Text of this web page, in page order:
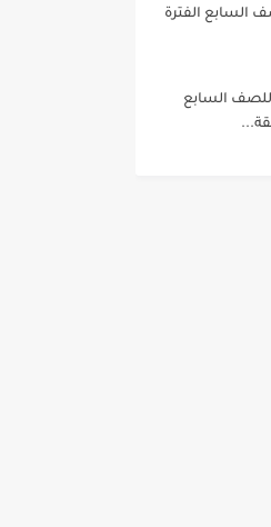
السابع الفترة
للصف السابع